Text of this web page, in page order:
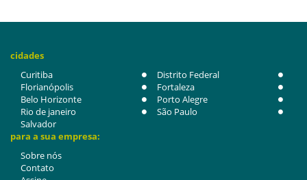
cidades
Curitiba
Distrito Federal
Florianópolis
Fortaleza
Belo Horizonte
Porto Alegre
Rio de janeiro
São Paulo
Salvador
para a sua empresa:
Sobre nós
Contato